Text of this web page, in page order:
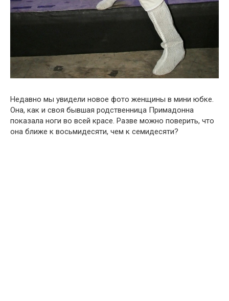
Недавно мы увидели новое фото женщины в мини юбке.
Она, как и своя бывшая родственница Примадонна
показала ноги во всей красе. Разве можно поверить, что
она ближе к восьмидесяти, чем к семидесяти?